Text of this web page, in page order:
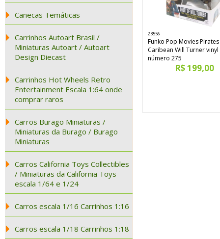
Canecas Temáticas
Carrinhos Autoart Brasil /
Miniaturas Autoart / Autoart
Design Diecast
Carrinhos Hot Wheels Retro
Entertainment Escala 1:64 onde
comprar raros
Carros Burago Miniaturas /
Miniaturas da Burago / Burago
Miniaturas
Carros California Toys Collectibles
/ Miniaturas da California Toys
escala 1/64 e 1/24
Carros escala 1/16 Carrinhos 1:16
Carros escala 1/18 Carrinhos 1:18
23556
Funko Pop Movies
Caribean Will Turner
número 275
R$ 199,00